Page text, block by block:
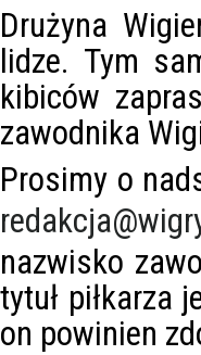
Drużyna
lidze. Tym
kibiców
zawodnika
Prosimy o
nazwisko
tytuł piłkarza
on powinien